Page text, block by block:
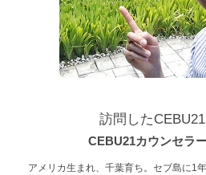
訪問した
CEBU21カウンセラ
アメリカ生まれ、千葉育ち。セブ島に1